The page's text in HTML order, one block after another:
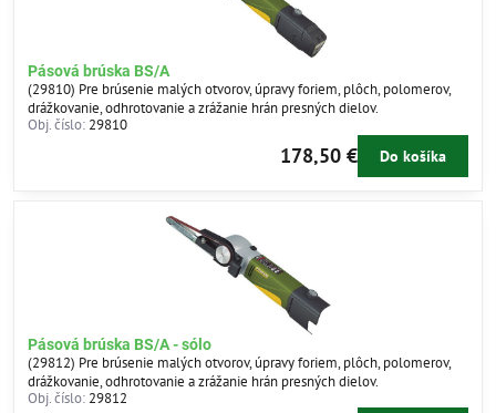
Pásová brúska BS/A
(29810) Pre brúsenie malých otvorov, úpravy foriem, plôch, polomerov,
drážkovanie, odhrotovanie a zrážanie hrán presných dielov.
Obj. číslo: 29810
178,50 € Do košíka
Pásová brúska BS/A - sólo
(29812) Pre brúsenie malých otvorov, úpravy foriem, plôch, polomerov,
drážkovanie, odhrotovanie a zrážanie hrán presných dielov.
Obj. číslo: 29812